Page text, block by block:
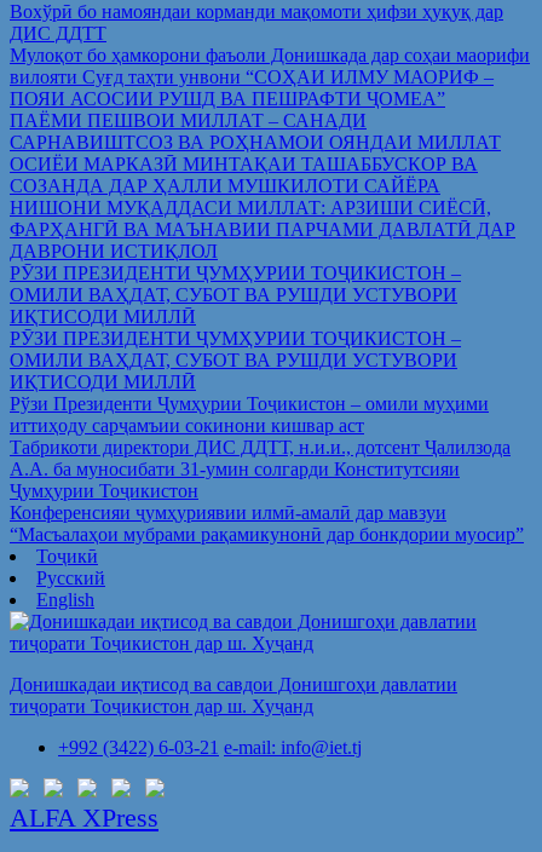
Вохўрӣ бо намояндаи корманди мақомоти ҳифзи ҳуқуқ дар
ДИС ДДТТ
Мулоқот бо ҳамкорони фаъоли Донишкада дар соҳаи маорифи
вилояти Суғд таҳти унвони “СОҲАИ ИЛМУ МАОРИФ –
ПОЯИ АСОСИИ РУШД ВА ПЕШРАФТИ ҶОМЕА”
ПАЁМИ ПЕШВОИ МИЛЛАТ – САНАДИ
САРНАВИШТСОЗ ВА РОҲНАМОИ ОЯНДАИ МИЛЛАТ
ОСИЁИ МАРКАЗӢ МИНТАҚАИ ТАШАББУСКОР ВА
СОЗАНДА ДАР ҲАЛЛИ МУШКИЛОТИ САЙЁРА
НИШОНИ МУҚАДДАСИ МИЛЛАТ: АРЗИШИ СИЁСӢ,
ФАРҲАНГӢ ВА МАЪНАВИИ ПАРЧАМИ ДАВЛАТӢ ДАР
ДАВРОНИ ИСТИҚЛОЛ
РӮЗИ ПРЕЗИДЕНТИ ҶУМҲУРИИ ТОҶИКИСТОН –
ОМИЛИ ВАҲДАТ, СУБОТ ВА РУШДИ УСТУВОРИ
ИҚТИСОДИ МИЛЛӢ
РӮЗИ ПРЕЗИДЕНТИ ҶУМҲУРИИ ТОҶИКИСТОН –
ОМИЛИ ВАҲДАТ, СУБОТ ВА РУШДИ УСТУВОРИ
ИҚТИСОДИ МИЛЛӢ
Рўзи Президенти Ҷумҳурии Тоҷикистон – омили муҳими
иттиҳоду сарҷамъии сокинони кишвар аст
Табрикоти директори ДИС ДДТТ, н.и.и., дотсент Ҷалилзода
А.А. ба муносибати 31-умин солгарди Конститутсияи
Ҷумҳурии Тоҷикистон
Конференсияи ҷумҳуриявии илмӣ-амалӣ дар мавзуи
“Масъалаҳои мубрами рақамикунонӣ дар бонкдории муосир”
Тоҷикӣ
Русский
English
Донишкадаи иқтисод ва савдои Донишгоҳи давлатии
тиҷорати Тоҷикистон дар ш. Хуҷанд
+992 (3422) 6-03-21 e-mail: info@iet.tj
ALFA XPress